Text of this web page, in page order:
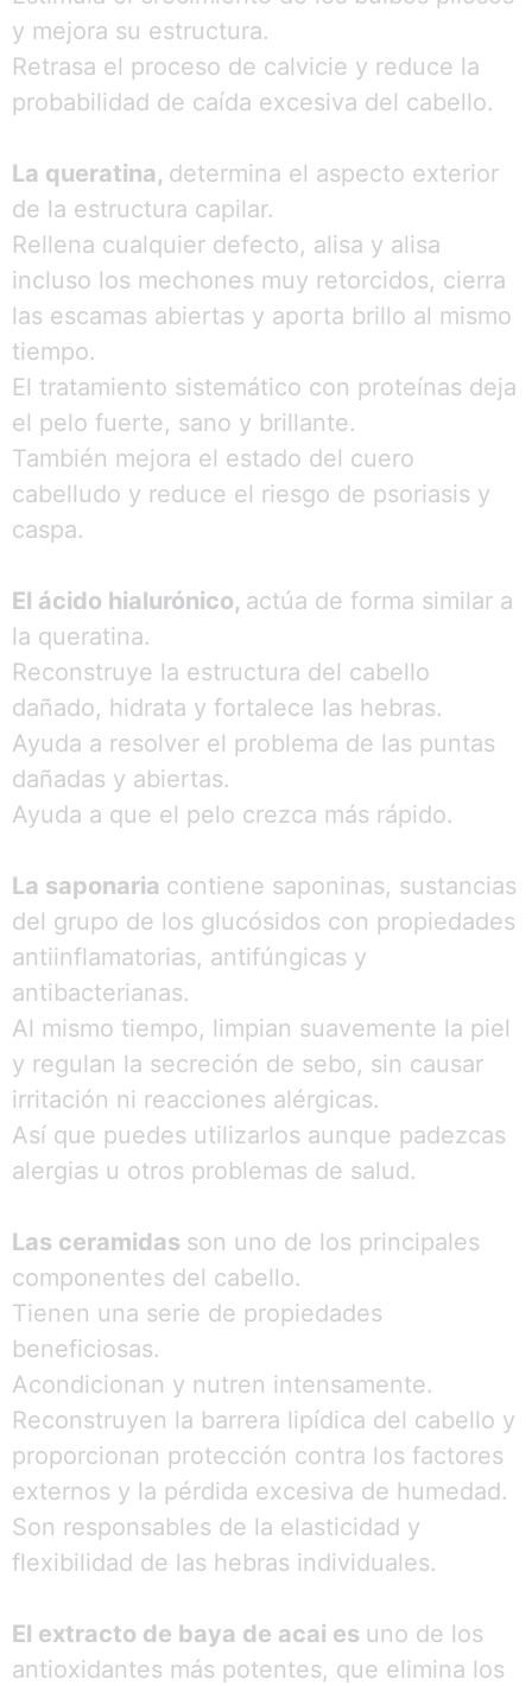
y mejora su estructura.
Retrasa el proceso de calvicie y reduce la
probabilidad de caída excesiva del cabello.
La queratina, determina el aspecto exterior
de la estructura capilar.
Rellena cualquier defecto, alisa y alisa
incluso los mechones muy retorcidos, cierra
las escamas abiertas y aporta brillo al mismo
tiempo.
El tratamiento sistemático con proteínas deja
el pelo fuerte, sano y brillante.
También mejora el estado del cuero
cabelludo y reduce el riesgo de psoriasis y
caspa.
El ácido hialurónico, actúa de forma similar a
la queratina.
Reconstruye la estructura del cabello
dañado, hidrata y fortalece las hebras.
Ayuda a resolver el problema de las puntas
dañadas y abiertas.
Ayuda a que el pelo crezca más rápido.
La saponaria contiene saponinas, sustancias
del grupo de los glucósidos con propiedades
antiinflamatorias, antifúngicas y
antibacterianas.
Al mismo tiempo, limpian suavemente la piel
y regulan la secreción de sebo, sin causar
irritación ni reacciones alérgicas.
Así que puedes utilizarlos aunque padezcas
alergias u otros problemas de salud.
Las ceramidas son uno de los principales
componentes del cabello.
Tienen una serie de propiedades
beneficiosas.
Acondicionan y nutren intensamente.
Reconstruyen la barrera lipídica del cabello y
proporcionan protección contra los factores
externos y la pérdida excesiva de humedad.
Son responsables de la elasticidad y
flexibilidad de las hebras individuales.
El extracto de baya de acai es uno de los
antioxidantes más potentes, que elimina los